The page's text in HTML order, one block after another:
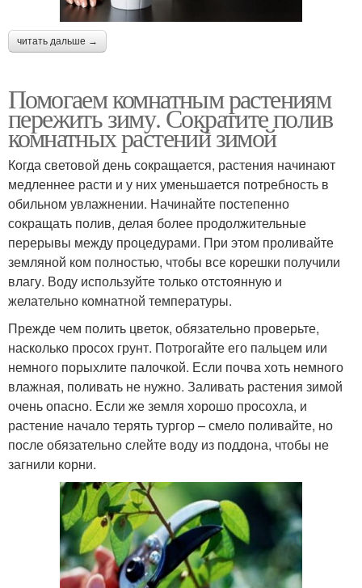
читать дальше →
Помогаем комнатным растениям
пережить зиму. Сократите полив
комнатных растений зимой
Когда световой день сокращается, растения начинают
медленнее расти и у них уменьшается потребность в
обильном увлажнении. Начинайте постепенно
сокращать полив, делая более продолжительные
перерывы между процедурами. При этом проливайте
земляной ком полностью, чтобы все корешки получили
влагу. Воду используйте только отстоянную и
желательно комнатной температуры.
Прежде чем полить цветок, обязательно проверьте,
насколько просох грунт. Потрогайте его пальцем или
немного порыхлите палочкой. Если почва хоть немного
влажная, поливать не нужно. Заливать растения зимой
очень опасно. Если же земля хорошо просохла, и
растение начало терять тургор – смело поливайте, но
после обязательно слейте воду из поддона, чтобы не
загнили корни.